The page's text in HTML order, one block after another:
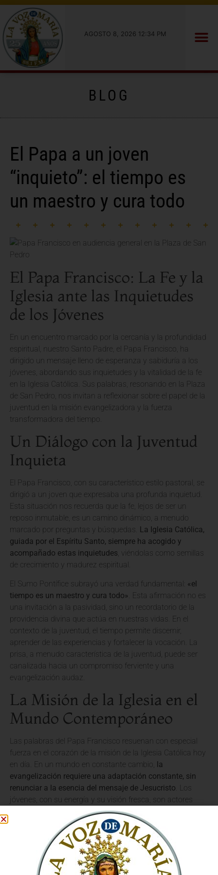
AGOSTO 8, 2026 12:34 PM
BLOG
El Papa a un joven
“inquieto”: el tiempo es
un maestro y cura todo
El Papa Francisco: La Fe y la
Iglesia ante las Inquietudes
de los Jóvenes
En un encuentro marcado por la cercanía y la profundidad
espiritual, nuestro Santo Padre, el Papa Francisco, ha
dirigido un mensaje lleno de esperanza y sabiduría a los
jóvenes, abordando sus inquietudes y la vitalidad de la fe
en la Iglesia Católica. Sus palabras, resonando en la Plaza
de San Pedro, nos invitan a reflexionar sobre el papel de la
juventud en la misión evangelizadora y la fuerza
transformadora del tiempo.
Un Diálogo con la Juventud
Inquieta
El Papa Francisco, con su característico estilo pastoral, se
dirigió a un joven que expresaba una profunda inquietud.
Esta situación nos recuerda que la fe, lejos de ser un
reposo inmutable, es un camino dinámico, a menudo
marcado por preguntas y búsquedas. La Iglesia Católica,
guiada por el Espíritu Santo, siempre ha acogido y
acompañado estas inquietudes, viéndolas como semillas
de crecimiento y madurez espiritual.
El Sumo Pontífice subrayó una verdad fundamental: «el
tiempo es un maestro y cura todo» . Esta afirmación no es
una invitación a la pasividad, sino un recordatorio de la
providencia divina que actúa en nuestras vidas. En el
contexto de la juventud, el tiempo permite discernir,
aprender de las experiencias y fortalecer la vocación. La
prisa, a menudo característica de la juventud, puede ser
canalizada hacia un compromiso ferviente y una
evangelización audaz.
La Misión de la Iglesia en el
Mundo Contemporáneo
Las palabras del Papa Francisco resuenan con especial
fuerza en el corazón de la misión de la Iglesia Católica hoy
en día. En un mundo en constante cambio, la
evangelización requiere una adaptación constante, sin
renunciar a la esencia del mensaje de Jesucristo. Los
jóvenes, con su energía y su visión fresca, son actores
El Vaticano, bajo el liderazgo del Papa Francisco,
promueve activamente la participación de los jóvenes en
la vida de la Iglesia. Se les anima a ser protagonistas de su
fe, a compartirla con audacia y a ser portadores de